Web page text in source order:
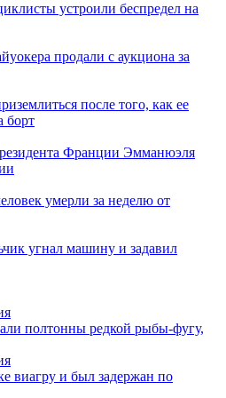
устроили беспредел на
продали с аукциона за
после того, как ее
борт
Франции Эмманюэля
умерли за неделю от
угнал машину и задавил
полтонны редкой рыбы-фугу,
виагру и был задержан по